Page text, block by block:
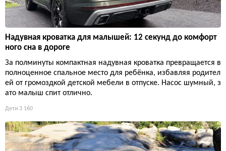
Надувная кроватка для малышей: 12 секунд до комфорт
ного сна в дороге
За полминуты компактная надувная кроватка превращается в
полноценное спальное место для ребёнка, избавляя родител
ей от громоздкой детской мебели в отпуске. Насос шумный, з
ато малыш спит отлично.
Дети 3 160